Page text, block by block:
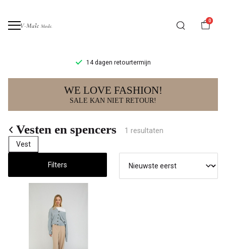
0
14 dagen retourtermijn
Vesten
en
spencers
male
mode
WE LOVE FASHION!
SALE KAN NIET RETOUR!
Vesten en spencers
1 resultaten
Vest
Filters